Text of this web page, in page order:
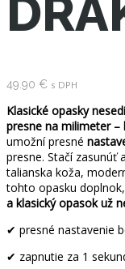
49.90 € s DPH
Klasické opasky
presne na milimeter –
umožní presné
presne. Stačí zasunúť
talianska koža,
tohto opasku
a klasický opasok už
✔ presné nastavenie
✔ zapnutie za 1